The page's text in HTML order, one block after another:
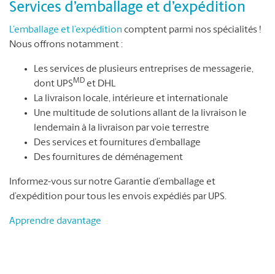
Services d’emballage et d’expédition
L’emballage et l’expédition comptent parmi nos spécialités !
Nous offrons notamment :
Les services de plusieurs entreprises de messagerie,
dont UPSMD et DHL
La livraison locale, intérieure et internationale
Une multitude de solutions allant de la livraison le
lendemain à la livraison par voie terrestre
Des services et fournitures d’emballage
Des fournitures de déménagement
Informez-vous sur notre Garantie d’emballage et
d’expédition pour tous les envois expédiés par UPS.
Apprendre davantage